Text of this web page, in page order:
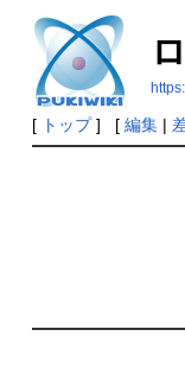
[ トップ] [ 編集|